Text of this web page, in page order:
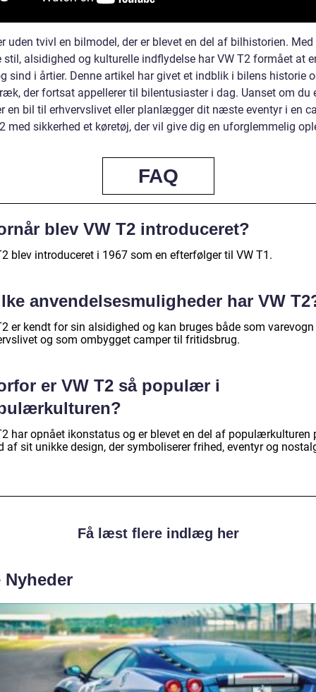
uden tvivl en bilmodel, der er blevet en del af bilhistorien. Med
stil, alsidighed og kulturelle indflydelse har VW T2 formået at
sind i årtier. Denne artikel har givet et indblik i bilens historie
der fortsat appellerer til bilentusiaster i dag. Uanset om du
en bil til erhvervslivet eller planlægger dit næste eventyr i en
med sikkerhed et køretøj, der vil give dig en uforglemmelig
FAQ
blev VW T2 introduceret?
blev introduceret i 1967 som en efterfølger til VW T1.
anvendelsesmuligheder har VW
er kendt for sin alsidighed og kan bruges både som
og som ombygget camper til fritidsbrug.
er VW T2 så populær i
har opnået ikonstatus og er blevet en del af populærkulturen
af sit unikke design, der symboliserer frihed, eventyr og
Få læst flere indlæg her
Nyheder